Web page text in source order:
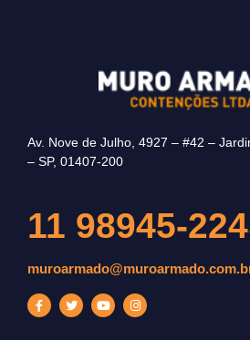
Av. Nove de Julho, 4927 – #42 –
– SP, 01407-200
11 98945-